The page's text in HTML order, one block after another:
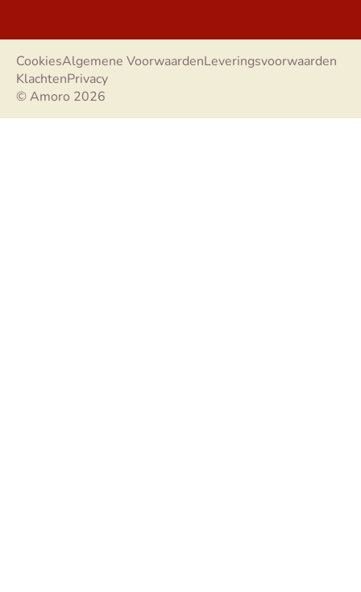
© Amoro 2026
CookiesAlgemene VoorwaardenLeveringsvoorwaarden
KlachtenPrivacy